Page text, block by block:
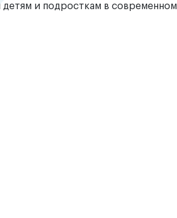
детям и подросткам в современном